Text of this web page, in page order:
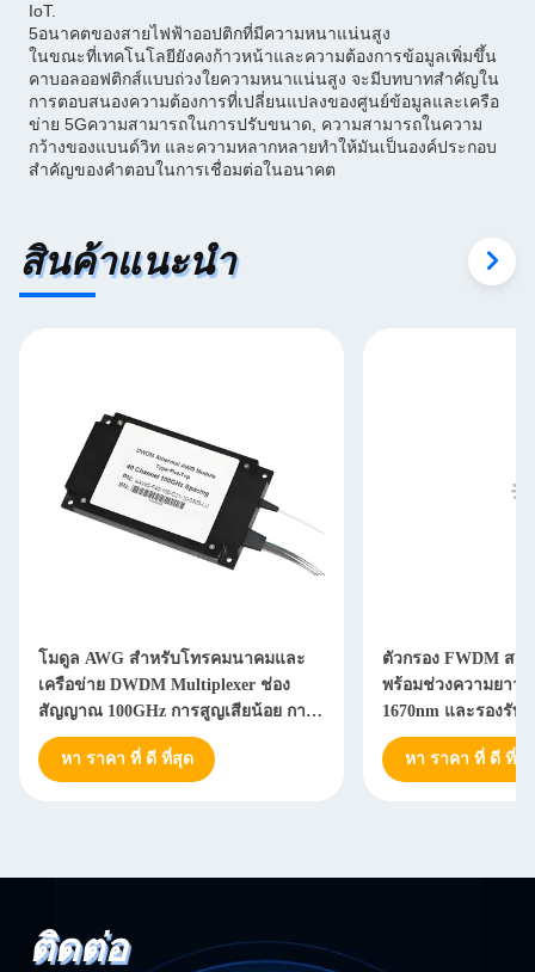
IoT.
5อนาคตของสายไฟฟ้าออปติกที่มีความหนาแน่นสูง
ในขณะที่เทคโนโลยียังคงก้าวหน้าและความต้องการข้อมูลเพิ่มขึ้น
คาบอลออฟติกส์แบบถ่วงใยความหนาแน่นสูง จะมีบทบาทสําคัญใน
การตอบสนองความต้องการที่เปลี่ยนแปลงของศูนย์ข้อมูลและเครือ
ข่าย 5Gความสามารถในการปรับขนาด, ความสามารถในความ
กว้างของแบนด์วิท และความหลากหลายทําให้มันเป็นองค์ประกอบ
สําคัญของคําตอบในการเชื่อมต่อในอนาคต
สินค้าแนะนำ
โมดูล AWG สำหรับโทรคมนาคมและ
เครือข่าย DWDM Multiplexer ช่อง
สัญญาณ 100GHz การสูญเสียน้อย การ
แยกสัญญาณสูง
หา ราคา ที่ ดี ที่สุด
ตัวกรอง FWDM สะ
พร้อมช่วงความยาว
1670nm และรองรับ
เพื่อการแยกสัญญา
หา ราคา ที่ ดี ที่สุ
ติดต่อ